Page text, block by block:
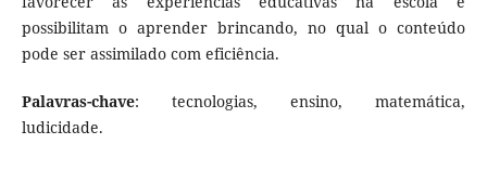
possibilitam o aprender brincando, no qual o conteúdo
pode ser assimilado com eficiência.
Palavras-chave: tecnologias, ensino, matemática,
ludicidade.